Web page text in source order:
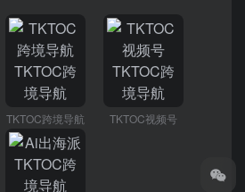
TKTOC跨境导航 TKTOC视频号